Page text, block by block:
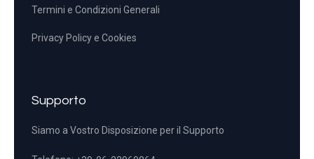
Termini e Condizioni Generali
Privacy Policy e Cookies
Supporto
Siamo a Vostro Disposizione per il Supporto